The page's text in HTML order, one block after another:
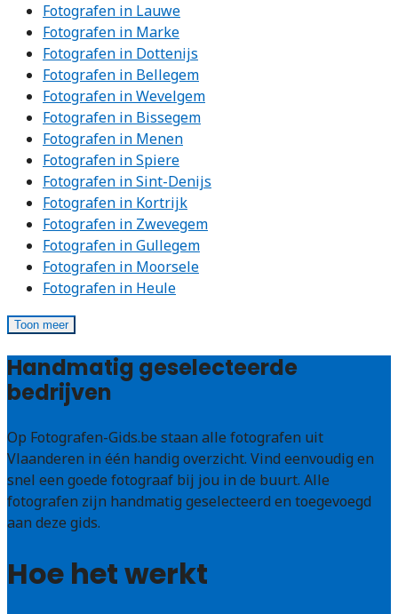
Fotografen in Lauwe
Fotografen in Marke
Fotografen in Dottenijs
Fotografen in Bellegem
Fotografen in Wevelgem
Fotografen in Bissegem
Fotografen in Menen
Fotografen in Spiere
Fotografen in Sint-Denijs
Fotografen in Kortrijk
Fotografen in Zwevegem
Fotografen in Gullegem
Fotografen in Moorsele
Fotografen in Heule
Toon meer
Handmatig geselecteerde
bedrijven
Op Fotografen-Gids.be staan alle fotografen uit
Vlaanderen in één handig overzicht. Vind eenvoudig en
snel een goede fotograaf bij jou in de buurt. Alle
fotografen zijn handmatig geselecteerd en toegevoegd
aan deze gids.
Hoe het werkt